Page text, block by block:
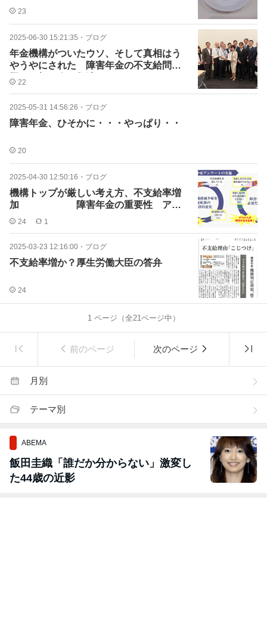
23
2025-06-30 15:21:35 ・ ブログ
年金機構がついたウソ、そして真相はう
やうやにされた 障害年金の不支給問
題、一部の人は救済へ
22
2025-05-31 14:56:26 ・ ブログ
障害年金、ひそかに・・・やっぱり・・
20
2025-04-30 12:50:16 ・ ブログ
機構トップが厳しい考え方、不支給率増
加 障害年金の重要性 アン
ケートより
24 1
2025-03-23 12:16:00 ・ ブログ
不支給率増か？厚生労働大臣の答弁
24
1ページ（全21ページ中）
前のページ 次のページ
月別
テーマ別
ABEMA
飯田圭織「誰だか分からない」激変し
た44歳の近影